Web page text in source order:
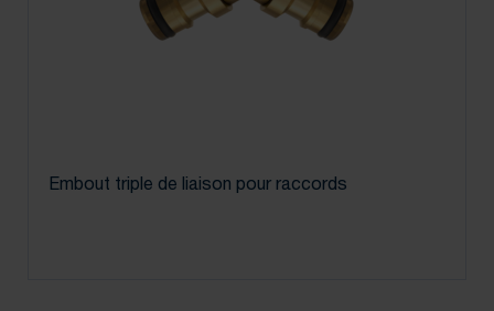
Embout triple de liaison pour raccords